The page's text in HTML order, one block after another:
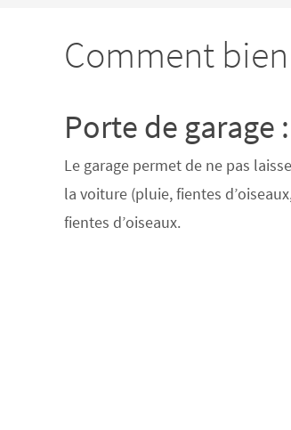
Comment
Porte de garage
Le garage permet de ne pas
la voiture (pluie, fientes
fientes d’oiseaux.